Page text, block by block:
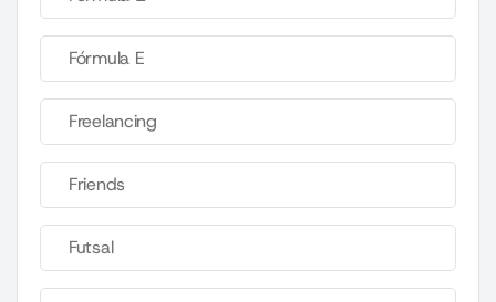
Fórmula E
Freelancing
Friends
Futsal